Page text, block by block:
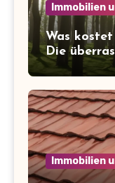
Immobilien
Was
Die
Kosten
Immobilien